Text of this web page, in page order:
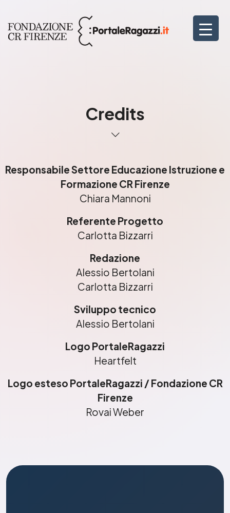
Credits
Responsabile Settore Educazione Istruzione e
Formazione CR Firenze
Chiara Mannoni
Referente Progetto
Carlotta Bizzarri
Redazione
Alessio Bertolani
Carlotta Bizzarri
Sviluppo tecnico
Alessio Bertolani
Logo PortaleRagazzi
Heartfelt
Logo esteso PortaleRagazzi / Fondazione CR
Firenze
Rovai Weber